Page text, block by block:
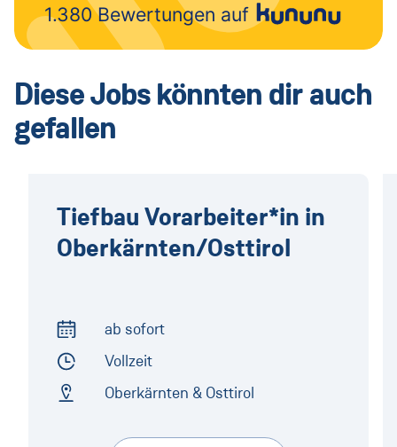
Diese Jobs könnten dir auch
gefallen
Tiefbau Vorarbeiter*in in
Oberkärnten/Osttirol
Arbeitsbeginn
ab sofort
Arbeitszeit
Vollzeit
Oberkärnten & Osttirol